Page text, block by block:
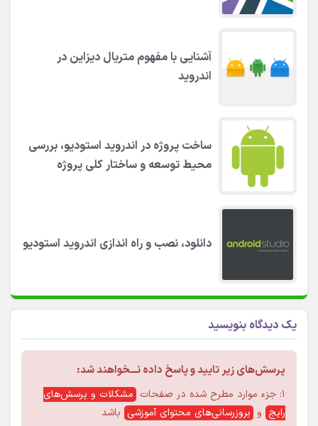
آشنایی با مفهوم متریال دیزاین در
اندروید
ساخت پروژه در اندروید استودیو، بررسی
محیط توسعه و ساختار کلی پروژه
دانلود، نصب و راه اندازی اندروید استودیو
یک دیدگاه بنویسید
پرسش‌های زیر تایید و پاسخ داده نـــخواهند شد:
۱: جزء موارد مطرح شده در صفحات
مشکلات و پرسش‌های
رایج و بروزرسانی‌های محتوای آموزشی باشد